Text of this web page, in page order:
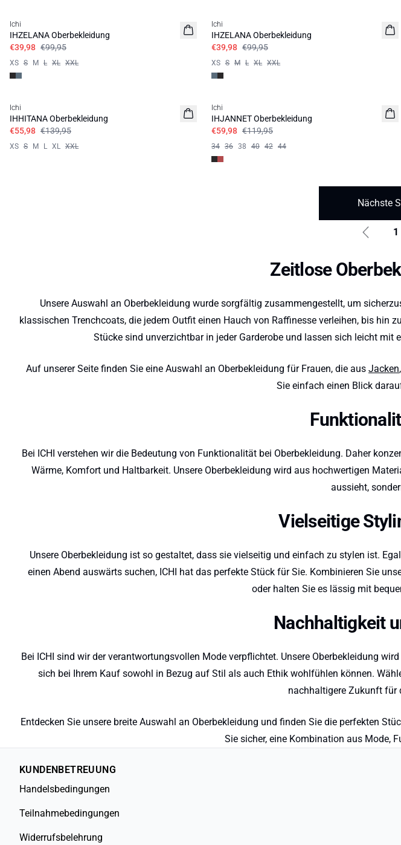
Ichi
IHZELANA Oberbekleidung
€39,98 €99,95
XS S M L XL XXL
Ichi
IHZELANA Oberbekleidung
€39,98 €99,95
XS S M L XL XXL
Ichi
IHHITANA Oberbekleidung
€55,98 €139,95
XS S M L XL XXL
Ichi
IHJANNET Oberbekleidung
€59,98 €119,95
34 36 38 40 42 44
Nächste
1
Zeitlose
Unsere Auswahl an Oberbekleidung wurde sorgfältig zusammengestellt, um
klassischen Trenchcoats, die jedem Outfit einen Hauch von Raffinesse verleihen, bis
Stücke sind unverzichtbar in jeder Garderobe und lassen sich leicht mit
Auf unserer Seite finden Sie eine Auswahl an Oberbekleidung für Frauen, die aus Jacken
Sie einfach einen Blick
Bei ICHI verstehen wir die Bedeutung von Funktionalität bei Oberbekleidung. Daher
Wärme, Komfort und Haltbarkeit. Unsere Oberbekleidung wird aus hochwertigen
aussieht,
Vielseitige
Unsere Oberbekleidung ist so gestaltet, dass sie vielseitig und einfach zu stylen ist.
einen Abend auswärts suchen, ICHI hat das perfekte Stück für Sie. Kombinieren Sie
oder halten Sie es lässig mit
Nachhaltigkeit
Bei ICHI sind wir der verantwortungsvollen Mode verpflichtet. Unsere Oberbekleidung
sich bei Ihrem Kauf sowohl in Bezug auf Stil als auch Ethik wohlfühlen können.
nachhaltigere Zukunft für
Entdecken Sie unsere breite Auswahl an Oberbekleidung und finden Sie die perfekten
Sie sicher, eine Kombination aus Mode,
KUNDENBETREUUNG
Handelsbedingungen
Teilnahmebedingungen
Widerrufsbelehrung